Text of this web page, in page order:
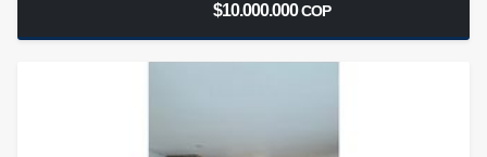
$10.000.000COP